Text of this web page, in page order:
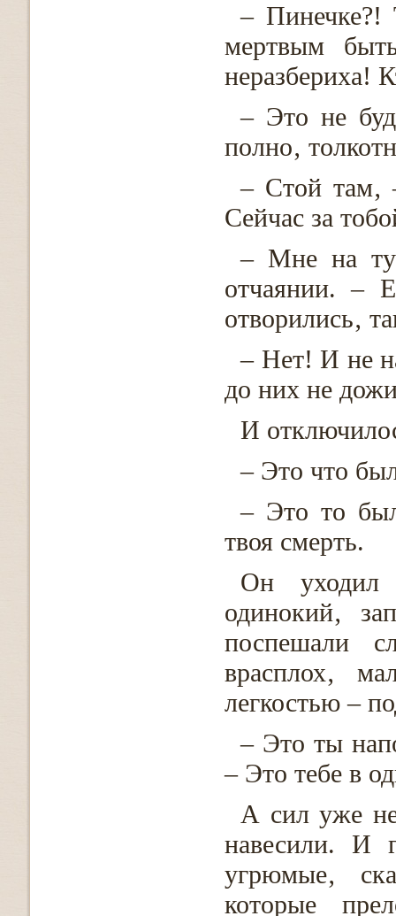
– Пинечке?!
мертвым
неразбериха!
– Это не
полно‚
– Стой там‚
Сейчас за
– Мне на ту
отчаянии. –
отворились‚
– Нет! И не
до них не
И
– Это что
– Это то
твоя смерть.
Он уходил
одинокий‚
поспешали
врасплох‚
легкостью –
– Это ты
– Это тебе в
А сил уже
навесили. И
угрюмые‚
которые